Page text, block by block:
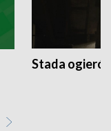
Stada